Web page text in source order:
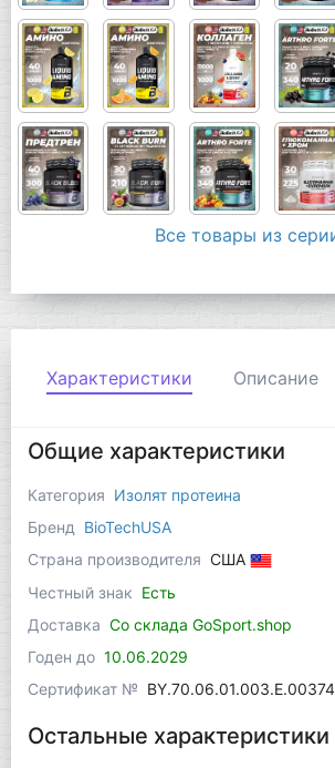
Все товары из
Характеристики Описание
Общие характеристики
Категория Изолят протеина
Бренд
BioTechUSA
Страна производителя США
Честный знак Есть
Доставка Со склада GoSport.shop
Годен до 10.06.2029
Сертификат №
Остальные характеристики